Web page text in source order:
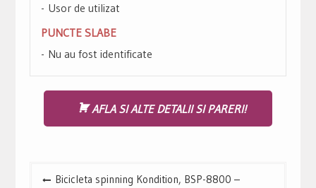
Usor de utilizat
PUNCTE SLABE
Nu au fost identificate
AFLA SI ALTE DETALII SI PARERI!
Navigare
Bicicleta spinning Kondition, BSP-8800 –